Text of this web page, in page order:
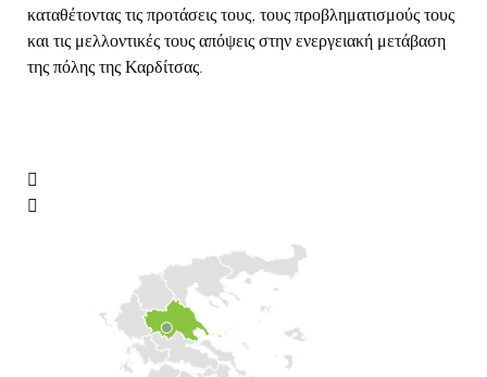
καταθέτοντας τις προτάσεις τους, τους προβληματισμούς τους
και τις μελλοντικές τους απόψεις στην ενεργειακή μετάβαση
της πόλης της Καρδίτσας.